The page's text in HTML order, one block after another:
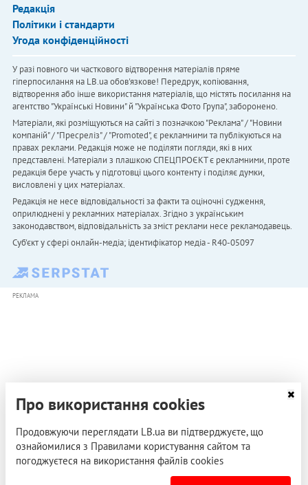
Редакція
Політики і стандарти
Угода конфіденційності
У разі повного чи часткового відтворення матеріалів пряме
гіперпосилання на LB.ua обов'язкове! Передрук, копіювання,
відтворення або інше використання матеріалів, що містять посилання на
агентство "Українськi Новини" й "Українська Фото Група", заборонено.
Матеріали, які розміщуються на сайті з позначкою "Реклама" / "Новини
компаній" / "Пресреліз" / "Promoted", є рекламними та публікуються на
правах реклами. Редакція може не поділяти погляди, які в них
представлені. Матеріали з плашкою СПЕЦПРОЄКТ є рекламними, проте
редакція бере участь у підготовці цього контенту і поділяє думки,
висловлені у цих матеріалах.
Редакція не несе відповідальності за факти та оціночні судження,
оприлюднені у рекламних матеріалах. Згідно з українським
законодавством, відповідальність за зміст реклами несе рекламодавець.
Cуб'єкт у сфері онлайн-медіа; ідентифікатор медіа - R40-05097
РЕКЛАМА
Про використання cookies
Продовжуючи переглядати LB.ua ви підтверджуєте, що
ознайомилися з Правилами користування сайтом та
погоджуєтеся на використання файлів cookies